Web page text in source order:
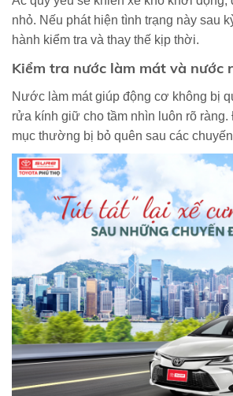
nhỏ. Nếu phát hiện tình trạng này sau
hành kiểm tra và thay thế kịp thời.
Kiểm tra nước làm mát và nước
Nước làm mát giúp động cơ không bị
rửa kính giữ cho tầm nhìn luôn rõ
mục thường bị bỏ quên sau các